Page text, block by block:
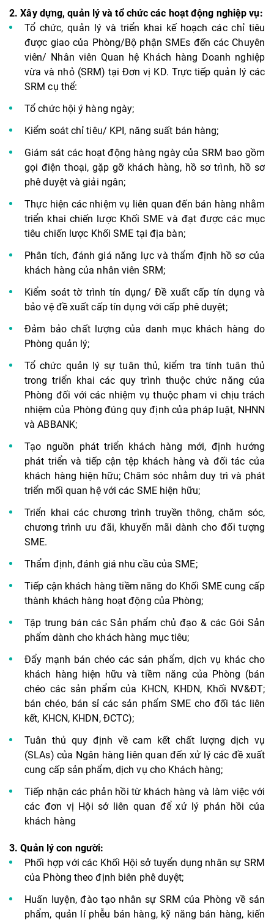
2.Xây dựng, quản lý và tổ chức các hoạt động nghiệp vụ:
Tổ chức, quản lý và triển khai kế hoạch các chỉ tiêu
được giao của Phòng/Bộ phận SMEs đến các Chuyên
viên/ Nhân viên Quan hệ Khách hàng Doanh nghiệp
vừa và nhỏ (SRM) tại Đơn vị KD. Trực tiếp quản lý các
SRM cụ thể:
Tổ chức hội ý hàng ngày;
Kiểm soát chỉ tiêu/ KPI, năng suất bán hàng;
Giám sát các hoạt động hàng ngày của SRM bao gồm
gọi điện thoại, gặp gỡ khách hàng, hồ sơ trình, hồ sơ
phê duyệt và giải ngân;
Thực hiện các nhiệm vụ liên quan đến bán hàng nhằm
triển khai chiến lược Khối SME và đạt được các mục
tiêu chiến lược Khối SME tại địa bàn;
Phân tích, đánh giá năng lực và thẩm định hồ sơ của
khách hàng của nhân viên SRM;
Kiểm soát tờ trình tín dụng/ Đề xuất cấp tín dụng và
bảo vệ đề xuất cấp tín dụng với cấp phê duyệt;
Đảm bảo chất lượng của danh mục khách hàng do
Phòng quản lý;
Tổ chức quản lý sự tuân thủ, kiểm tra tính tuân thủ
trong triển khai các quy trình thuộc chức năng của
Phòng đối với các nhiệm vụ thuộc pham vi chịu trách
nhiệm của Phòng đúng quy định của pháp luật, NHNN
và ABBANK;
Tạo nguồn phát triển khách hàng mới, định hướng
phát triển và tiếp cận tệp khách hàng và đối tác của
khách hàng hiện hữu; Chăm sóc nhằm duy trì và phát
triển mối quan hệ với các SME hiện hữu;
Triển khai các chương trình truyền thông, chăm sóc,
chương trình ưu đãi, khuyến mãi dành cho đối tượng
SME.
Thẩm định, đánh giá nhu cầu của SME;
Tiếp cận khách hàng tiềm năng do Khối SME cung cấp
thành khách hàng hoạt động của Phòng;
Tập trung bán các Sản phẩm chủ đạo & các Gói Sản
phẩm dành cho khách hàng mục tiêu;
Đẩy mạnh bán chéo các sản phẩm, dịch vụ khác cho
khách hàng hiện hữu và tiềm năng của Phòng (bán
chéo các sản phẩm của KHCN, KHDN, Khối NV&ĐT;
bán chéo, bán sỉ các sản phẩm SME cho đối tác liên
kết, KHCN, KHDN, ĐCTC);
Tuân thủ quy định về cam kết chất lượng dịch vụ
(SLAs) của Ngân hàng liên quan đến xử lý các đề xuất
cung cấp sản phẩm, dịch vụ cho Khách hàng;
Tiếp nhận các phản hồi từ khách hàng và làm việc với
các đơn vị Hội sở liên quan để xử lý phản hồi của
khách hàng
3.Quản lý con người:
Phối hợp với các Khối Hội sở tuyển dụng nhân sự SRM
của Phòng theo định biên phê duyệt;
Huấn luyện, đào tạo nhân sự SRM của Phòng về sản
phẩm, quản lí phễu bán hàng, kỹ năng bán hàng, kiến